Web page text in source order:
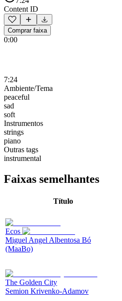
Content ID
Comprar faixa
0:00
7:24
Ambiente/Tema
peaceful
sad
soft
Instrumentos
strings
piano
Outras tags
instrumental
Faixas semelhantes
Título
Ecos
Miguel Angel Albentosa Bó
(MaaBo)
The Golden City
Semion Krivenko-Adamov